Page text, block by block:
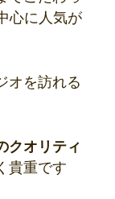
心に人気が
オを訪れる
クオリティ
貴重です